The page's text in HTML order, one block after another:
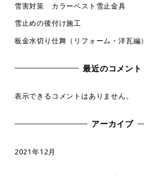
雪害対策 カラーベスト雪止金具
雪止めの後付け施工
板金水切り仕舞（リフォーム・洋瓦編）
最近のコメント
表示できるコメントはありません。
アーカイブ
2021年12月